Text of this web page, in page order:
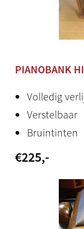
PIANOBANK
Volledig
Verstelbaar
Bruintinten
€225,-